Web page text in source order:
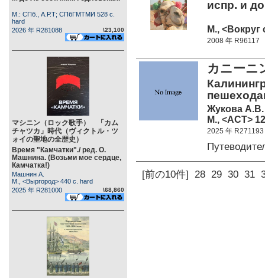
М.: СПб., А.Р.Т; СПбГМТМИ 528 c.
hard
2026 年 R281088
\23,100
マシニン（ロック歌手） 「カム
チャツカ」時代（ヴィクトル・ツ
ォイの聖地の全歴史）
Время "Камчатки"./ ред. О.
Машнина. (Возьми мое сердце,
Камчатка!)
Машнин А.
М., <Выргород> 440 c. hard
2025 年 R281000
\68,860
испр. и
М., <Вокруг
2008 年 R96117
カニーニ
Жукова А.В.
М., <АСТ>
2025 年 R271193
[前の10件] 28 29 30 31